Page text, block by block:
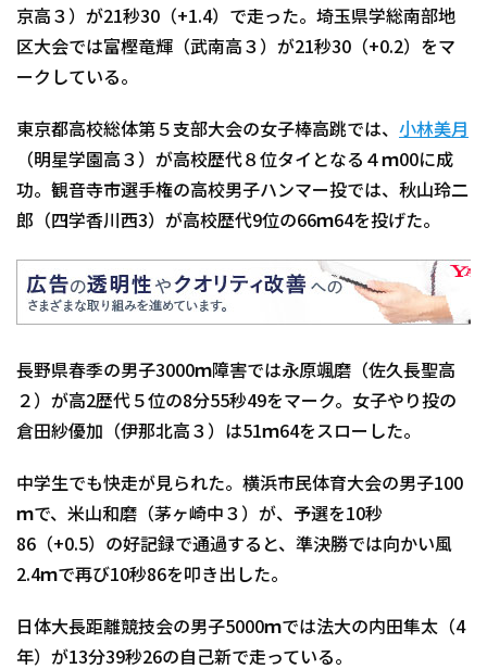
京高３）が21秒30（+1.4）で走った。埼玉県学総南部地
区大会では富樫竜輝（武南高３）が21秒30（+0.2）をマ
ークしている。
東京都高校総体第５支部大会の女子棒高跳では、 小林美月
（明星学園高３）が高校歴代８位タイとなる４ｍ00に成
功。観音寺市選手権の高校男子ハンマー投では、秋山玲二
郎（四学香川西3）が高校歴代9位の66ｍ64を投げた。
長野県春季の男子3000ｍ障害では永原颯磨（佐久長聖高
２）が高2歴代５位の8分55秒49をマーク。女子やり投の
倉田紗優加（伊那北高３）は51ｍ64をスローした。
中学生でも快走が見られた。横浜市民体育大会の男子100
ｍで、米山和磨（茅ヶ崎中３）が、予選を10秒
86（+0.5）の好記録で通過すると、準決勝では向かい風
2.4ｍで再び10秒86を叩き出した。
日体大長距離競技会の男子5000ｍでは法大の内田隼太（4
年）が13分39秒26の自己新で走っている。